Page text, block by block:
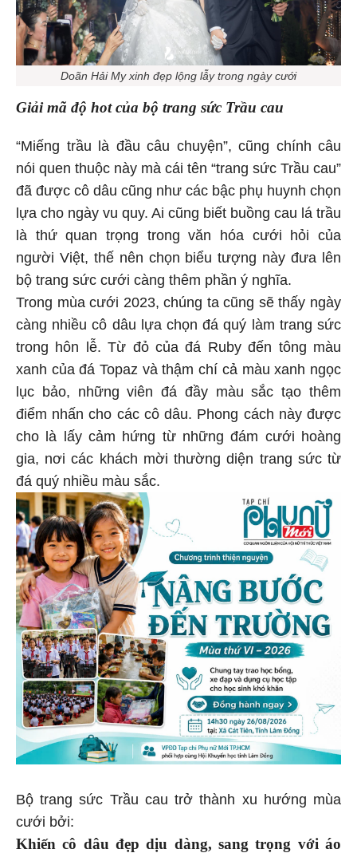
Doãn Hải My xinh đẹp lộng lẫy trong ngày cưới
Giải mã độ hot của bộ trang sức Trầu cau
“Miếng trầu là đầu câu chuyện”, cũng chính câu
nói quen thuộc này mà cái tên “trang sức Trầu cau”
đã được cô dâu cũng như các bậc phụ huynh chọn
lựa cho ngày vu quy. Ai cũng biết buồng cau lá trầu
là thứ quan trọng trong văn hóa cưới hỏi của
người Việt, thế nên chọn biểu tượng này đưa lên
bộ trang sức cưới càng thêm phần ý nghĩa.
Trong mùa cưới 2023, chúng ta cũng sẽ thấy ngày
càng nhiều cô dâu lựa chọn đá quý làm trang sức
trong hôn lễ. Từ đỏ của đá Ruby đến tông màu
xanh của đá Topaz và thậm chí cả màu xanh ngọc
lục bảo, những viên đá đầy màu sắc tạo thêm
điểm nhấn cho các cô dâu. Phong cách này được
cho là lấy cảm hứng từ những đám cưới hoàng
gia, nơi các khách mời thường diện trang sức từ
đá quý nhiều màu sắc.
Bộ trang sức Trầu cau trở thành xu hướng mùa
cưới bởi:
Khiến cô dâu đẹp dịu dàng, sang trọng với áo